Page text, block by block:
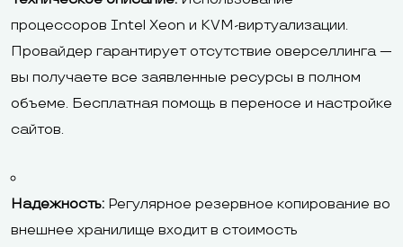
процессоров Intel Xeon и KVM-виртуализации.
Провайдер гарантирует отсутствие оверселлинга —
вы получаете все заявленные ресурсы в полном
объеме. Бесплатная помощь в переносе и настройке
сайтов.
Надежность: Регулярное резервное копирование во
внешнее хранилище входит в стоимость